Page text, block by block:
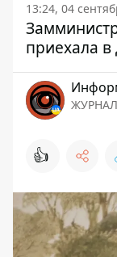
13:24, 04
приехала
👍